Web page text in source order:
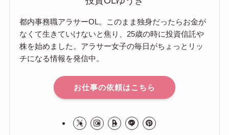
都内事務職アラサーOL。このまま独身だったらお金が
なくて生きていけないと焦り、25歳の時に投資信託や
株を始めました。アラサー女子の毎日がちょっとリッ
チになる情報を発信中。
お仕事の依頼はこちら